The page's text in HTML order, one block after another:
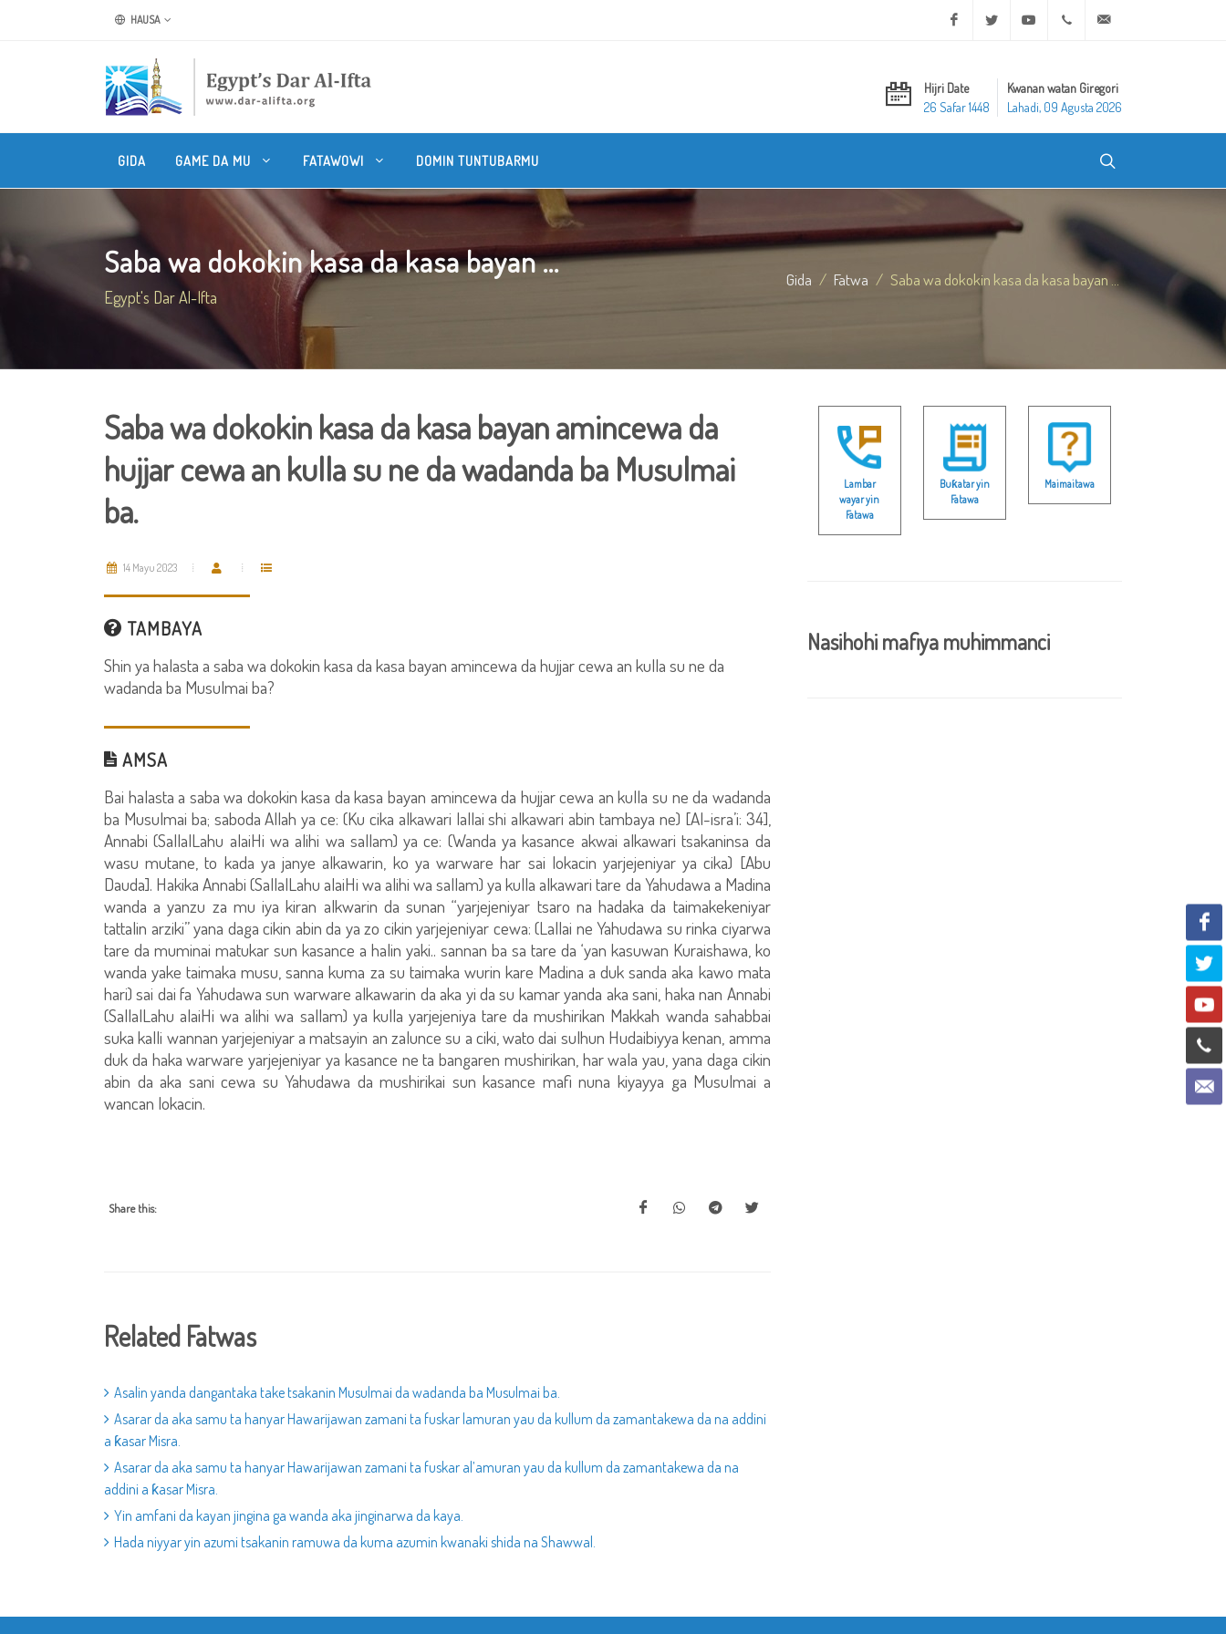
HAUSA Facebook Twitter Youtube +20 2 25970400
Hijri Date
26 Safar 1448
Kwanan watan Giregori
Lahadi, 09 Agusta 2026
GIDA GAME DA MU FATAWOWI DOMIN TUNTUBARMU
Saba wa dokokin kasa da kasa bayan ...
Egypt's Dar Al-Ifta
Gida Fatwa Saba wa dokokin kasa da kasa bayan ...
Saba wa dokokin kasa da kasa bayan amincewa da
hujjar cewa an kulla su ne da wadanda ba Musulmai
ba.
14 Mayu 2023
TAMBAYA
Shin ya halasta a saba wa dokokin kasa da kasa bayan amincewa da hujjar cewa an kulla su ne da
wadanda ba Musulmai ba?
AMSA
Bai halasta a saba wa dokokin kasa da kasa bayan amincewa da hujjar cewa an kulla su ne da wadanda
ba Musulmai ba; saboda Allah ya ce: (Ku cika alkawari lallai shi alkawari abin tambaya ne) [Al-isra’i: 34],
Annabi (SallalLahu alaiHi wa alihi wa sallam) ya ce: (Wanda ya kasance akwai alkawari tsakaninsa da
wasu mutane, to kada ya janye alkawarin, ko ya warware har sai lokacin yarjejeniyar ya cika) [Abu
Dauda]. Hakika Annabi (SallalLahu alaiHi wa alihi wa sallam) ya kulla alkawari tare da Yahudawa a Madina
wanda a yanzu za mu iya kiran alkwarin da sunan “yarjejeniyar tsaro na hadaka da taimakekeniyar
tattalin arziki” yana daga cikin abin da ya zo cikin yarjejeniyar cewa: (Lallai ne Yahudawa su rinka ciyarwa
tare da muminai matukar sun kasance a halin yaki.. sannan ba sa tare da ‘yan kasuwan Kuraishawa, ko
wanda yake taimaka musu, sanna kuma za su taimaka wurin kare Madina a duk sanda aka kawo mata
hari) sai dai fa Yahudawa sun warware alkawarin da aka yi da su kamar yanda aka sani, haka nan Annabi
(SallalLahu alaiHi wa alihi wa sallam) ya kulla yarjejeniya tare da mushirikan Makkah wanda sahabbai
suka kalli wannan yarjejeniyar a matsayin an zalunce su a ciki, wato dai sulhun Hudaibiyya kenan, amma
duk da haka warware yarjejeniyar ya kasance ne ta bangaren mushirikan, har wala yau, yana daga cikin
abin da aka sani cewa su Yahudawa da mushirikai sun kasance mafi nuna kiyayya ga Musulmai a
wancan lokacin.
Share this:
Related Fatwas
Asalin yanda dangantaka take tsakanin Musulmai da wadanda ba Musulmai ba.
Asarar da aka samu ta hanyar Hawarijawan zamani ta fuskar lamuran yau da kullum da zamantakewa da na addini
a ƙasar Misra.
Asarar da aka samu ta hanyar Hawarijawan zamani ta fuskar al’amuran yau da kullum da zamantakewa da na
addini a ƙasar Misra.
Yin amfani da kayan jingina ga wanda aka jinginarwa da kaya.
Hada niyyar yin azumi tsakanin ramuwa da kuma azumin kwanaki shida na Shawwal.
Lambar
wayar yin
Fatawa
Buƙatar yin
Fatawa
Maimaitawa
Nasihohi mafiya muhimmanci